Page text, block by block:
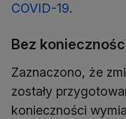
COVID-19.
Bez
Zaznaczono, że
zostały
konieczności